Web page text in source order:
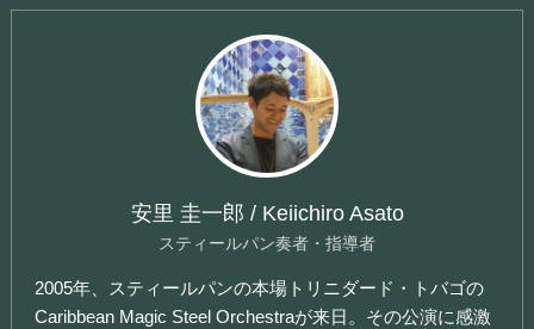
安里 圭一郎 / Keiichiro Asato
スティールパン奏者・指導者
2005年、スティールパンの本場トリニダード・トバゴの
Caribbean Magic Steel Orchestraが来日。その公演に感激